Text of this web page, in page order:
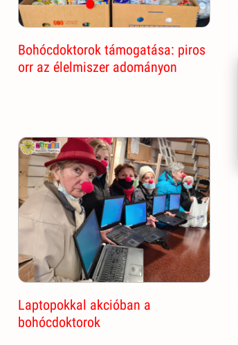
Bohócdoktorok támogatása: piros
orr az élelmiszer adományon
Laptopokkal akcióban a
bohócdoktorok